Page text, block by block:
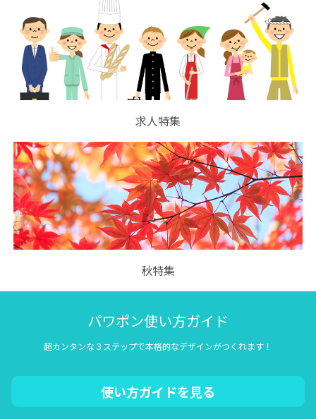
求人特集
秋特集
パワポン使い方ガイド
超カンタンな３ステップで本格的なデザインがつくれます！
使い方ガイドを見る